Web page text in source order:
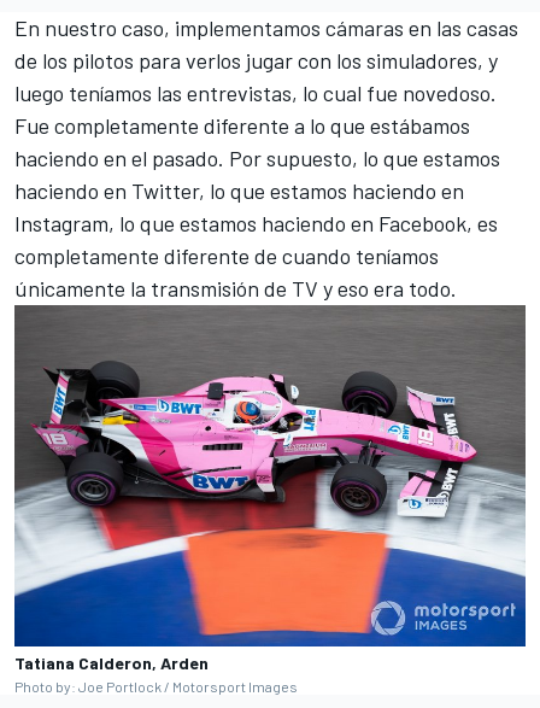
En nuestro caso, implementamos cámaras en las casas
de los pilotos para verlos jugar con los simuladores, y
luego teníamos las entrevistas, lo cual fue novedoso.
Fue completamente diferente a lo que estábamos
haciendo en el pasado. Por supuesto, lo que estamos
haciendo en Twitter, lo que estamos haciendo en
Instagram, lo que estamos haciendo en Facebook, es
completamente diferente de cuando teníamos
únicamente la transmisión de TV y eso era todo.
Tatiana Calderon, Arden
Photo by: Joe Portlock / Motorsport Images